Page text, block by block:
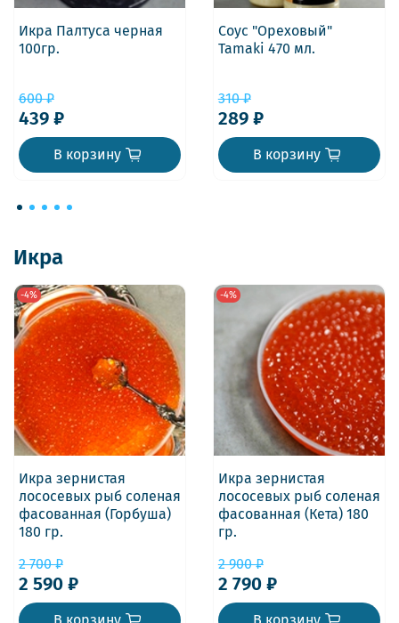
Икра Палтуса черная
100гр.
600 ₽
439 ₽
В корзину
Соус "Ореховый"
Tamaki 470 мл.
310 ₽
289 ₽
В корзину
Икра
-4%
Икра зернистая
лососевых рыб соленая
фасованная (Горбуша)
180 гр.
2 700 ₽
2 590 ₽
-4%
Икра зернистая
лососевых рыб соленая
фасованная (Кета) 180
гр.
2 900 ₽
2 790 ₽